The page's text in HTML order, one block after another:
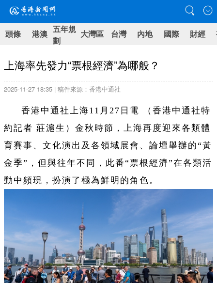
頭條 港澳 五年規
劃
大灣區 台灣 內地 國際 財經
上海率先發力“票根經濟”為哪般？
2025-11-27 18:35 | 稿件來源：香港中通社
香港中通社上海11月27日電 （ 香港中通社特
約記者 莊滬生 ） 金秋時節，上海再度迎來各類體
育賽事、文化演出及各領域展會、論壇舉辦的“黃
金季”，但與往年不同，此番“票根經濟”在各類活
動中頻現，扮演了極為鮮明的角色。